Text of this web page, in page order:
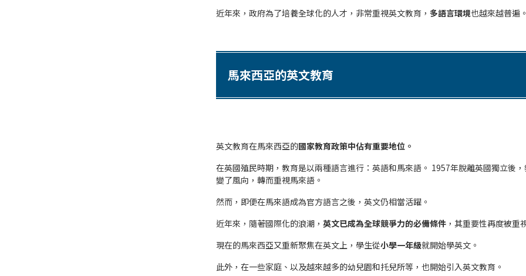
近年來，政府為了培養全球化的人才，非常重視英文教育， 多語言環境也越來越普遍。
馬來西亞的英文教育
英文教育在馬來西亞的國家教育政策中佔有重要地位。
在英國殖民時期，教育是以兩種語言進行：英語和馬來語。 1957年脫離英國獨立後
變了風向，轉而重視馬來語。
然而，即便在馬來語成為官方語言之後，英文仍相當活躍。
近年來，隨著國際化的浪潮， 英文已成為全球競爭力的必備條件 ，其重要性再度被重
現在的馬來西亞又重新聚焦在英文上，學生從小學一年級就開始學英文。
此外，在一些家庭、以及越來越多的幼兒園和托兒所等，也開始引入英文教育。